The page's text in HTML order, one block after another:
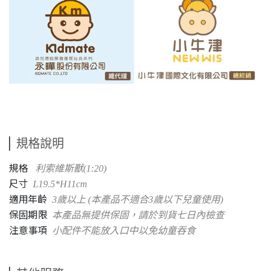
規格說明
規格 利索維斯獸(1:20)
尺寸 L19.5*H11cm
適用年齡 3歲以上 (本產品不適合3歲以下兒童使用)
保固期限 本產品無提供保固，請於到貨七日內檢查
注意事項 小配件不能放入口中以免幼童吞食